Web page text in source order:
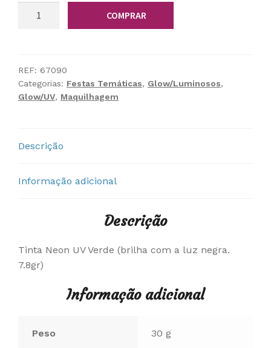
UV
COMPRAR
REF: 67090
Categorias: Festas Temáticas, Glow/Luminosos,
Glow/UV, Maquilhagem
Descrição
Informação adicional
Descrição
Tinta Neon UV Verde (brilha com a luz negra.
7.8gr)
Informação adicional
Peso 30 g